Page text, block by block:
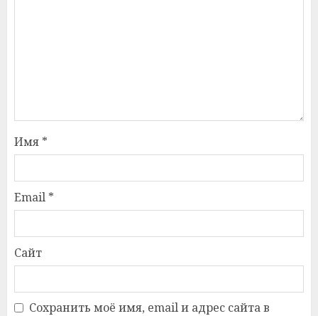
Имя *
Email *
Сайт
Сохранить моё имя, email и адрес сайта в